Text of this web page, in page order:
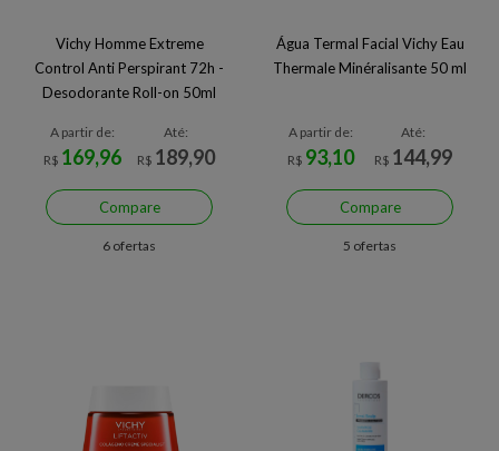
Vichy Homme Extreme
Control Anti Perspirant 72h -
Desodorante Roll-on 50ml
A partir de:
R$ 169,96
Até:
R$ 189,90
Compare
6 ofertas
Água Termal Facial Vichy Eau
Thermale Minéralisante 50 ml
A partir de:
R$ 93,10
Até:
R$ 144,99
Compare
5 ofertas